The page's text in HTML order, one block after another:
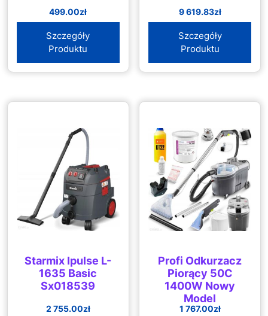
499.00zł
Szczegóły
Produktu
9 619.83zł
Szczegóły
Produktu
Starmix Ipulse L-
1635 Basic
Sx018539
2 755.00zł
Profi Odkurzacz
Piorący 50C
1400W Nowy
Model
1 767.00zł